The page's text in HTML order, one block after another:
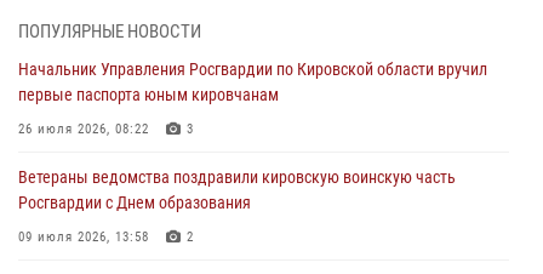
04 августа 2026, 09:30
В Кирове росгвардейцы задержали подозреваемого в грабеже
03 августа 2026, 09:01
митинге в честь Дня воздушно-десантных войск
03 августа 2026, 08:45
ПОПУЛЯРНЫЕ НОВОСТИ
Начальник Управления Росгвардии по Кировской области вручил
первые паспорта юным кировчанам
26 июля 2026, 08:22 3
Ветераны ведомства поздравили кировскую воинскую часть
Росгвардии с Днем образования
09 июля 2026, 13:58 2